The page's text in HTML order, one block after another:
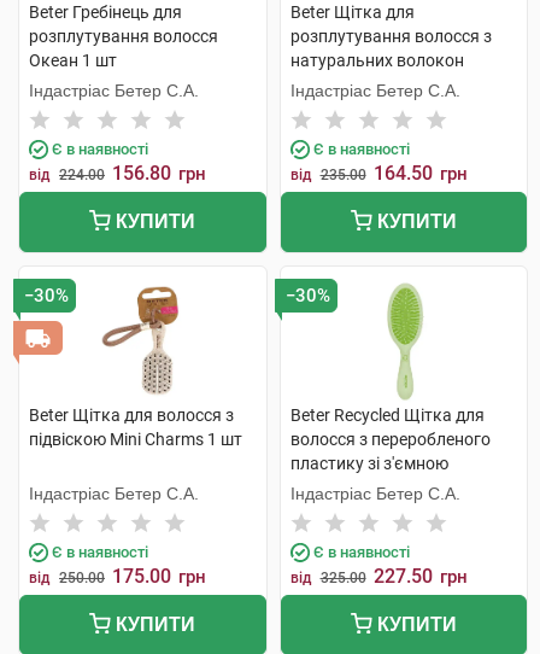
Beter Гребінець для
розплутування волосся
Океан 1 шт
Індастріас Бетер С.А.
Є в наявності
від 224.00 156.80 грн
КУПИТИ
Beter Щітка для
розплутування волосся з
натуральних волокон
пшениці Міні 1 шт
Індастріас Бетер С.А.
Є в наявності
від 235.00 164.50 грн
КУПИТИ
−30%
Beter Щітка для волосся з
підвіскою Mini Сharms 1 шт
Індастріас Бетер С.А.
Є в наявності
від 250.00 175.00 грн
КУПИТИ
−30%
Beter Recycled Щітка для
волосся з переробленого
пластику зі з'ємною
подушечкою 17,4 см 1 шт
Індастріас Бетер С.А.
Є в наявності
від 325.00 227.50 грн
КУПИТИ